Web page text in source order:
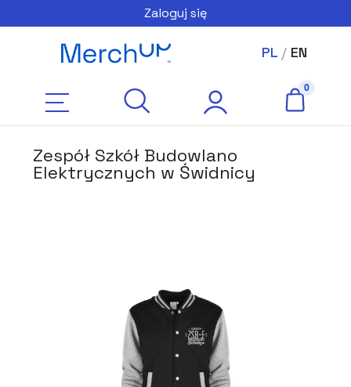
Zaloguj się
PL/ EN
Zespół Szkół Budowlano
Elektrycznych w Świdnicy